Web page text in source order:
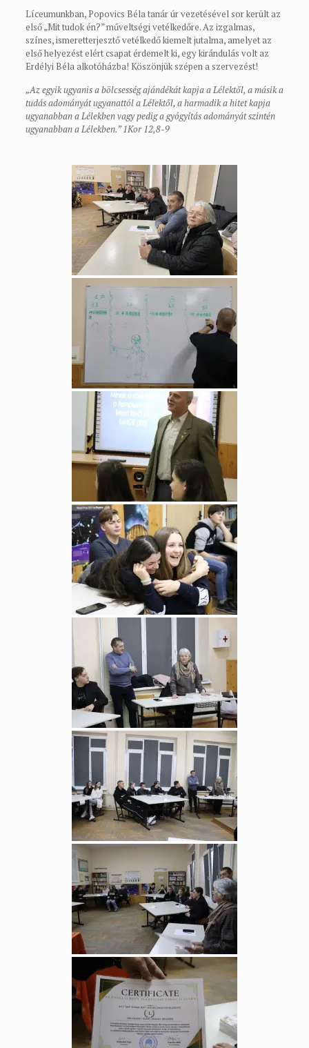
Líceumunkban, Popovics Béla tanár úr vezetésével sor került az
első „Mit tudok én?” műveltségi vetélkedőre. Az izgalmas,
színes, ismeretterjesztő vetélkedő kiemelt jutalma, amelyet az
első helyezést elért csapat érdemelt ki, egy kirándulás volt az
Erdélyi Béla alkotóházba! Köszönjük szépen a szervezést!
„Az egyik ugyanis a bölcsesség ajándékát kapja a Lélektől, a másik a
tudás adományát ugyanattól a Lélektől, a harmadik a hitet kapja
ugyanabban a Lélekben vagy pedig a gyógyítás adományát szintén
ugyanabban a Lélekben.” 1Kor 12,8-9